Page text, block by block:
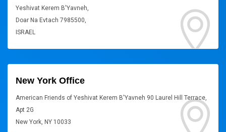
Yeshivat Kerem B'Yavneh,
Doar Na Evtach 7985500,
ISRAEL
New York Office
American Friends of Yeshivat Kerem B'Yavneh 90 Laurel Hill Terrace,
Apt 2G
New York, NY 10033